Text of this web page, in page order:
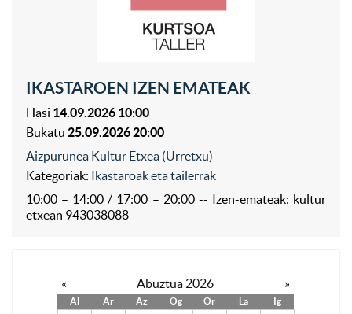
IKASTAROEN IZEN EMATEAK
Hasi 14.09.2026 10:00
Bukatu 25.09.2026 20:00
Aizpurunea Kultur Etxea (Urretxu)
Kategoriak: Ikastaroak eta tailerrak
10:00 – 14:00 / 17:00 – 20:00 -- Izen-emateak: kultur
etxean 943038088
« Abuztua 2026 »
Al Ar Az Og Or La
Ig